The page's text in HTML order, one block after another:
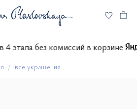
в 4 этапа без комиссий в корзине
все украшения